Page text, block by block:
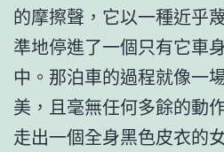
的摩擦聲，它以一種近乎
準地停進了一個只有它車
中。那泊車的過程就像一
美，且毫無任何多餘的動
走出一個全身黑色皮衣的